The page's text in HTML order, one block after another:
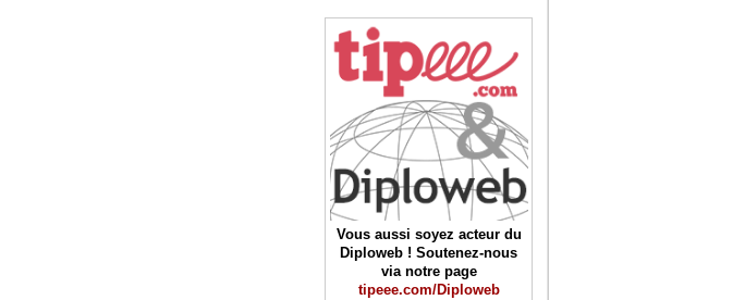
Vous aussi soyez acteur du
Diploweb ! Soutenez-nous
via notre page
tipeee.com/Diploweb